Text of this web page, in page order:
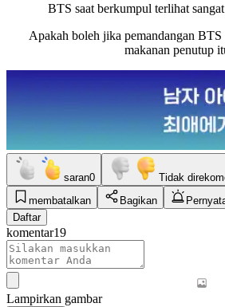
BTS saat berkumpul terlihat
Apakah boleh jika pemandangan BTS
makanan penutup
saran0 Tidak
membatalkan
Bagikan
Daftar
komentar19
Lampirkan gambar